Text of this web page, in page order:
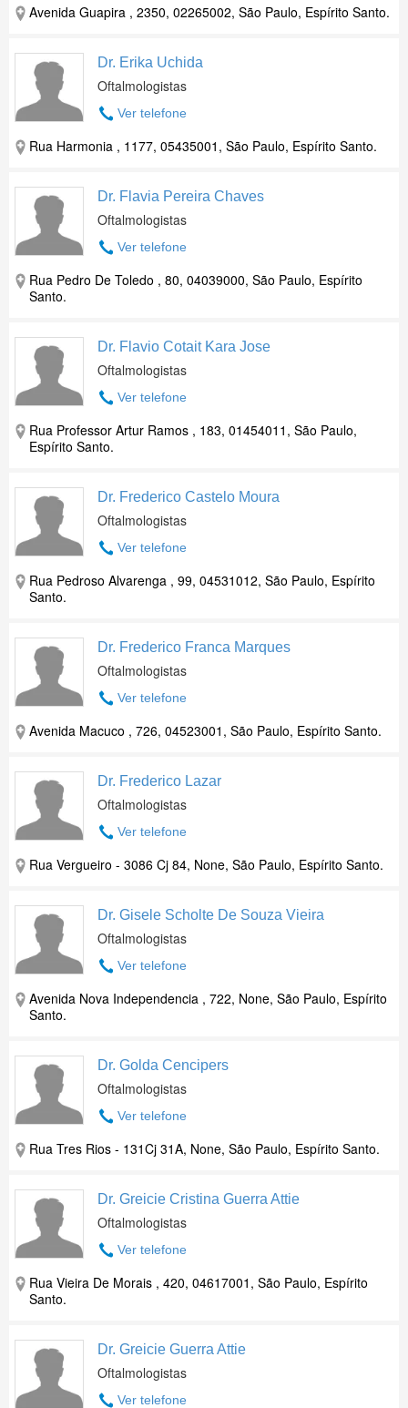
Avenida Guapira , 2350, 02265002, São Paulo, Espírito Santo.
Dr. Erika Uchida
Oftalmologistas
Ver telefone
Rua Harmonia , 1177, 05435001, São Paulo, Espírito Santo.
Dr. Flavia Pereira Chaves
Oftalmologistas
Ver telefone
Rua Pedro De Toledo , 80, 04039000, São Paulo, Espírito
Santo.
Dr. Flavio Cotait Kara Jose
Oftalmologistas
Ver telefone
Rua Professor Artur Ramos , 183, 01454011, São Paulo,
Espírito Santo.
Dr. Frederico Castelo Moura
Oftalmologistas
Ver telefone
Rua Pedroso Alvarenga , 99, 04531012, São Paulo, Espírito
Santo.
Dr. Frederico Franca Marques
Oftalmologistas
Ver telefone
Avenida Macuco , 726, 04523001, São Paulo, Espírito Santo.
Dr. Frederico Lazar
Oftalmologistas
Ver telefone
Rua Vergueiro - 3086 Cj 84, None, São Paulo, Espírito Santo.
Dr. Gisele Scholte De Souza Vieira
Oftalmologistas
Ver telefone
Avenida Nova Independencia , 722, None, São Paulo, Espírito
Santo.
Dr. Golda Cencipers
Oftalmologistas
Ver telefone
Rua Tres Rios - 131Cj 31A, None, São Paulo, Espírito Santo.
Dr. Greicie Cristina Guerra Attie
Oftalmologistas
Ver telefone
Rua Vieira De Morais , 420, 04617001, São Paulo, Espírito
Santo.
Dr. Greicie Guerra Attie
Oftalmologistas
Ver telefone